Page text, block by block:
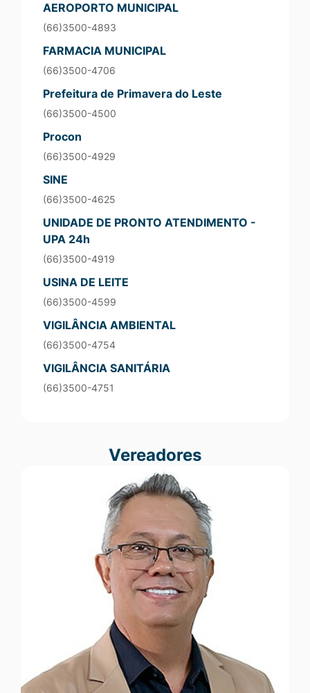
AEROPORTO MUNICIPAL
(66)3500-4893
FARMACIA MUNICIPAL
(66)3500-4706
Prefeitura de Primavera do Leste
(66)3500-4500
Procon
(66)3500-4929
SINE
(66)3500-4625
UNIDADE DE PRONTO ATENDIMENTO -
UPA 24h
(66)3500-4919
USINA DE LEITE
(66)3500-4599
VIGILÂNCIA AMBIENTAL
(66)3500-4754
VIGILÂNCIA SANITÁRIA
(66)3500-4751
Vereadores